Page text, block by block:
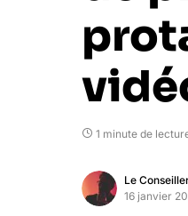
1 minute de
Le
16 janvier